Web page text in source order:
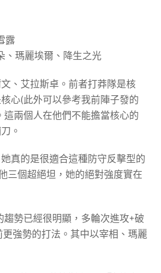
露
、瑪麗埃爾、降生之光
、艾拉斯卓。前者打莽隊是核
心(此外可以參考我前陣子發的
這兩個人在他們不能擔當核心的
。
真的是很適合這種防守反擊型的
三個超絕坦，她的絕對強度實在
勢已經很明顯，多輪次進攻+破
強勢的打法。其中以宰相、瑪麗